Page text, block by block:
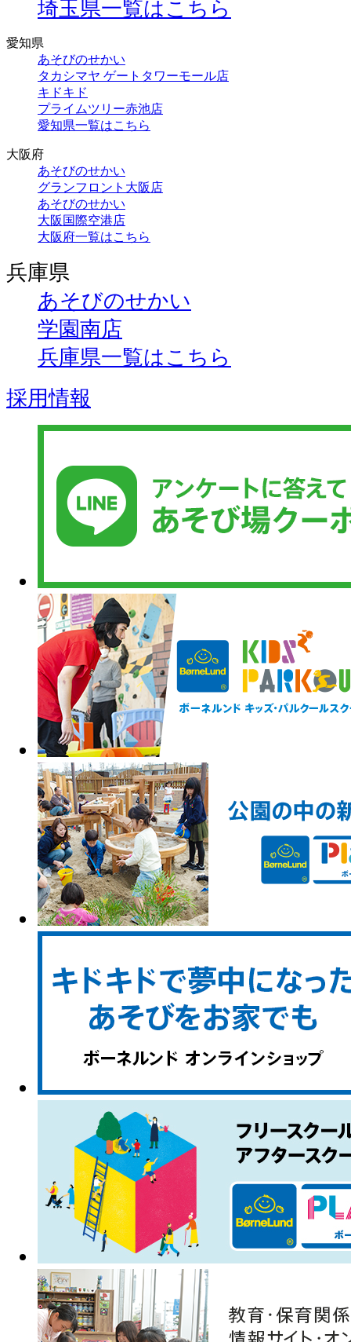
埼玉県一覧はこちら
愛知県
あそびのせかい
タカシマヤ ゲートタワーモール店
キドキド
プライムツリー赤池店
愛知県一覧はこちら
大阪府
あそびのせかい
グランフロント大阪店
あそびのせかい
大阪国際空港店
大阪府一覧はこちら
兵庫県
あそびのせかい
学園南店
兵庫県一覧はこちら
採用情報